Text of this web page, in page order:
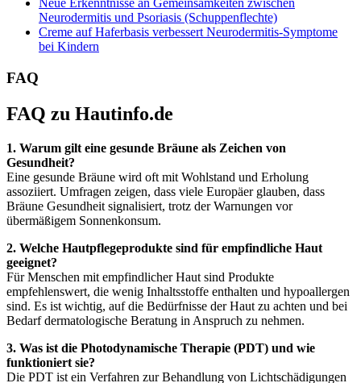
Neue Erkenntnisse an Gemeinsamkeiten zwischen
Neurodermitis und Psoriasis (Schuppenflechte)
Creme auf Haferbasis verbessert Neurodermitis-Symptome
bei Kindern
FAQ
FAQ zu Hautinfo.de
1. Warum gilt eine gesunde Bräune als Zeichen von
Gesundheit?
Eine gesunde Bräune wird oft mit Wohlstand und Erholung
assoziiert. Umfragen zeigen, dass viele Europäer glauben, dass
Bräune Gesundheit signalisiert, trotz der Warnungen vor
übermäßigem Sonnenkonsum.
2. Welche Hautpflegeprodukte sind für empfindliche Haut
geeignet?
Für Menschen mit empfindlicher Haut sind Produkte
empfehlenswert, die wenig Inhaltsstoffe enthalten und hypoallergen
sind. Es ist wichtig, auf die Bedürfnisse der Haut zu achten und bei
Bedarf dermatologische Beratung in Anspruch zu nehmen.
3. Was ist die Photodynamische Therapie (PDT) und wie
funktioniert sie?
Die PDT ist ein Verfahren zur Behandlung von Lichtschädigungen